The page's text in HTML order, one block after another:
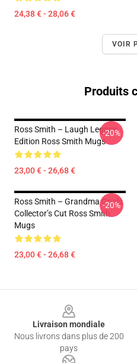
24,38 € - 28,06 €
VOIR
Produits
Ross Smith – Laugh Legacy
Edition Ross Smith Mugs
23,00 € - 26,68 €
-20%
Ross Smith – Grandma Goals
Collector’s Cut Ross Smith
Mugs
23,00 € - 26,68 €
-20%
Livraison mondiale
Nous livrons dans plus de 200
pays